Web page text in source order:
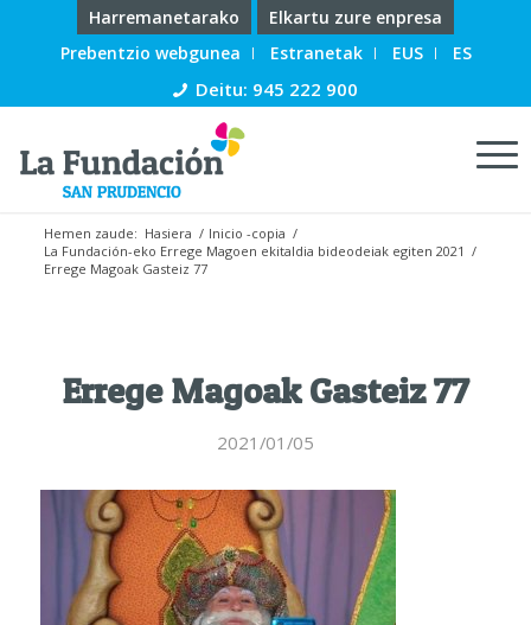
Harremanetarako
Elkartu zure enpresa
Prebentzio webgunea
Estranetak EUS ES
Deitu: 945 222 900
Hemen zaude: Hasiera / Inicio -copia /
La Fundación-eko Errege Magoen ekitaldia bideodeiak egiten 2021 /
Errege Magoak Gasteiz 77
Errege Magoak Gasteiz 77
2021/01/05